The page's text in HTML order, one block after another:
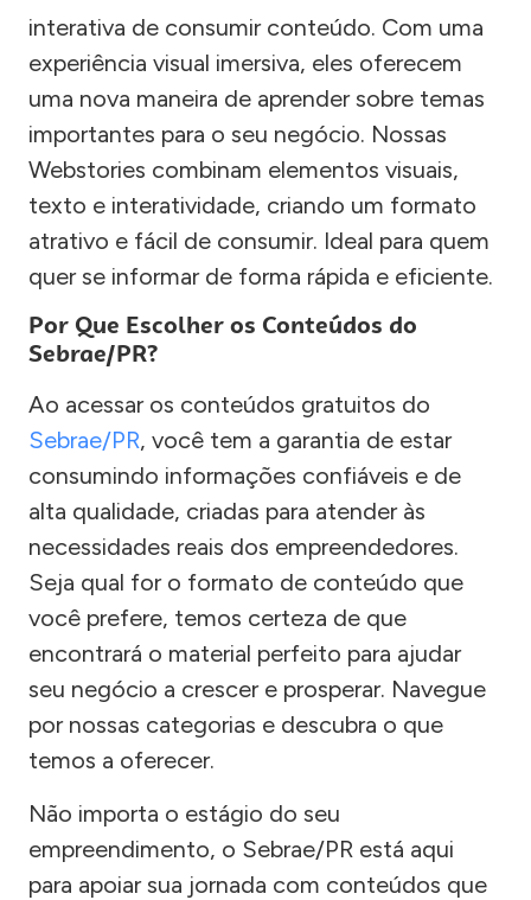
interativa de consumir conteúdo. Com uma
experiência visual imersiva, eles oferecem
uma nova maneira de aprender sobre temas
importantes para o seu negócio. Nossas
Webstories combinam elementos visuais,
texto e interatividade, criando um formato
atrativo e fácil de consumir. Ideal para quem
quer se informar de forma rápida e eficiente.
Por Que Escolher os Conteúdos do
Sebrae/PR?
Ao acessar os conteúdos gratuitos do
Sebrae/PR, você tem a garantia de estar
consumindo informações confiáveis e de
alta qualidade, criadas para atender às
necessidades reais dos empreendedores.
Seja qual for o formato de conteúdo que
você prefere, temos certeza de que
encontrará o material perfeito para ajudar
seu negócio a crescer e prosperar. Navegue
por nossas categorias e descubra o que
temos a oferecer.
Não importa o estágio do seu
empreendimento, o Sebrae/PR está aqui
para apoiar sua jornada com conteúdos que